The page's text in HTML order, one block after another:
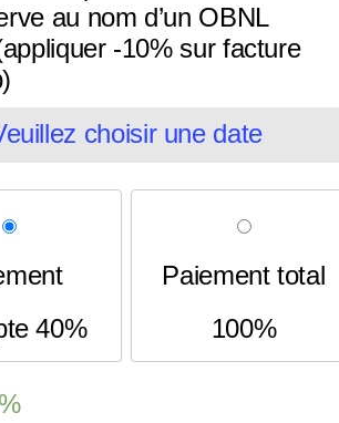
au nom d’un OBNL
-10% sur facture
choisir une date
40%
Paiement total
100%